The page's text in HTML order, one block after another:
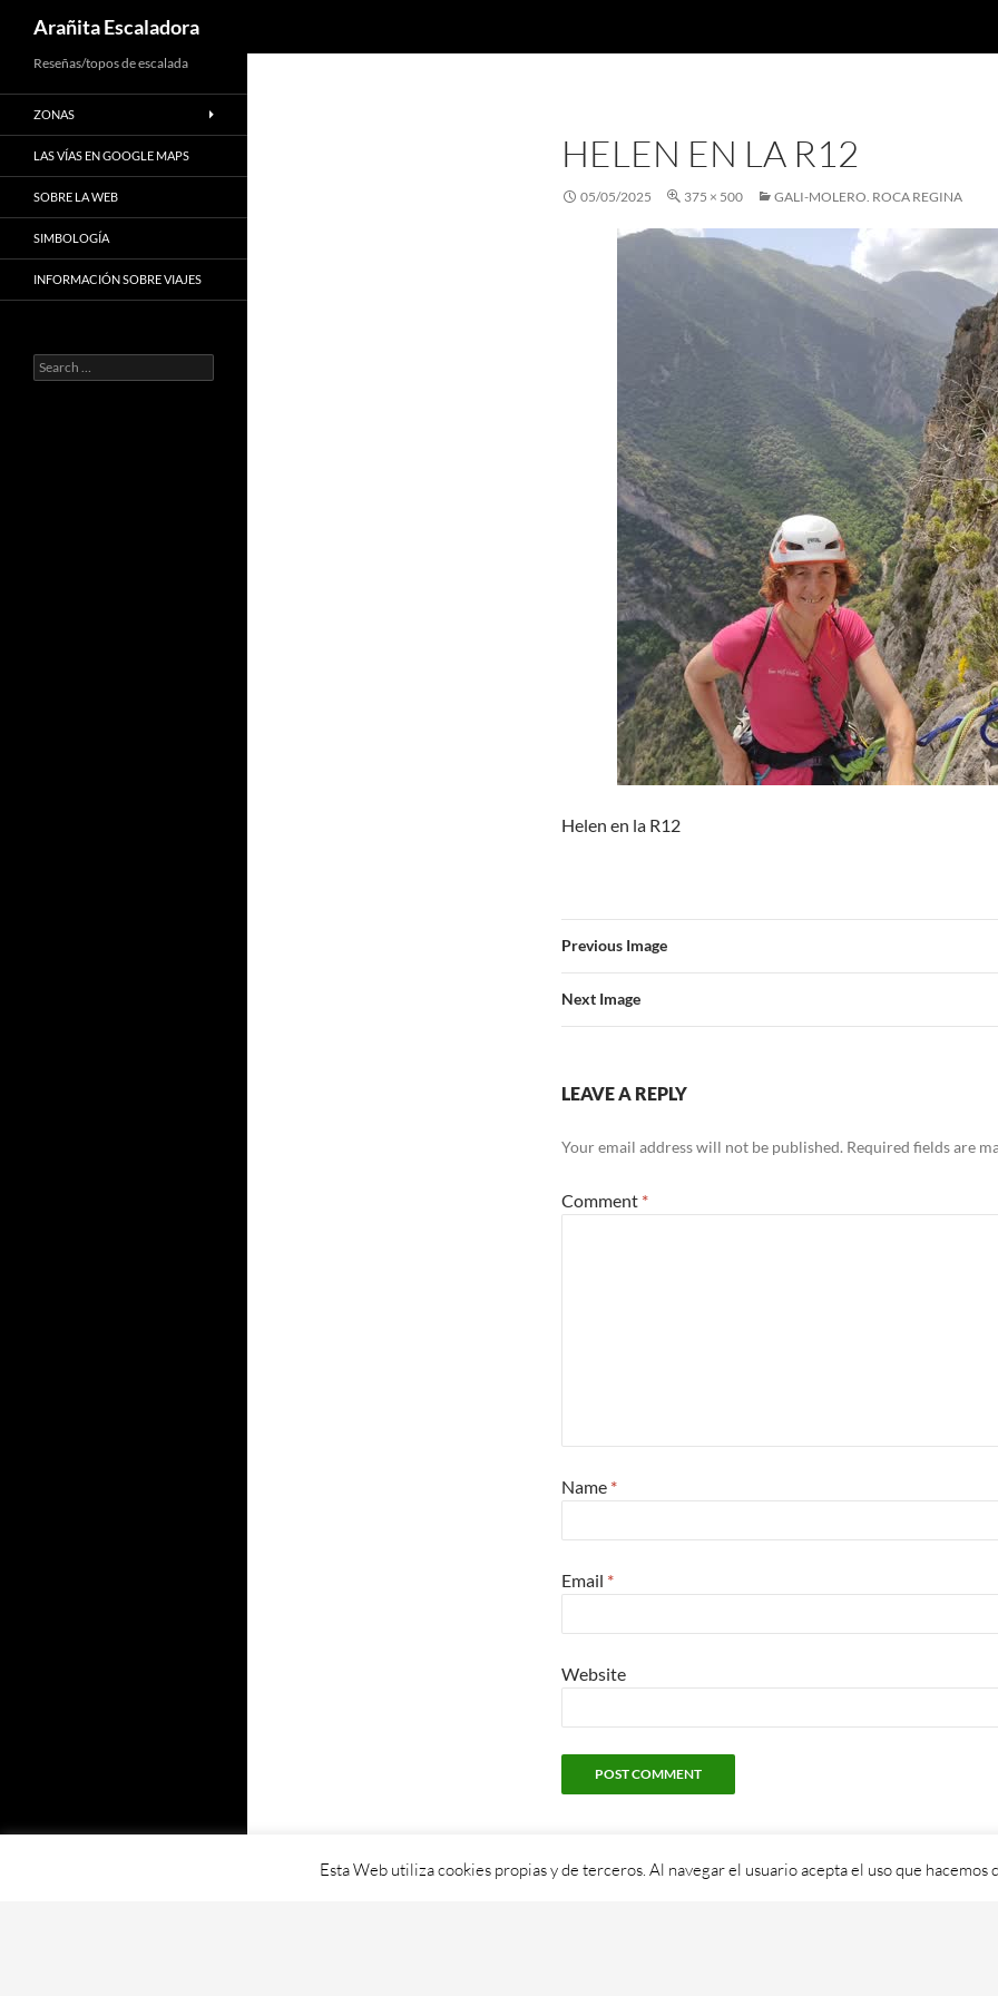
to
content
Arañita Escaladora
HELEN EN LA R12
05/05/2025 375 × 500 GALI-MOLERO. ROCA REGINA
Helen en la R12
Previous Image
Next Image
LEAVE A REPLY
Your email address will not be published. Required fields are
Comment *
Name *
Email *
Website
Reseñas/topos de escalada
ZONAS
LAS VÍAS EN GOOGLE MAPS
SOBRE LA WEB
SIMBOLOGÍA
INFORMACIÓN SOBRE VIAJES
Search
for:
Esta Web utiliza cookies propias y de terceros. Al navegar el usuario acepta el uso que hacemos